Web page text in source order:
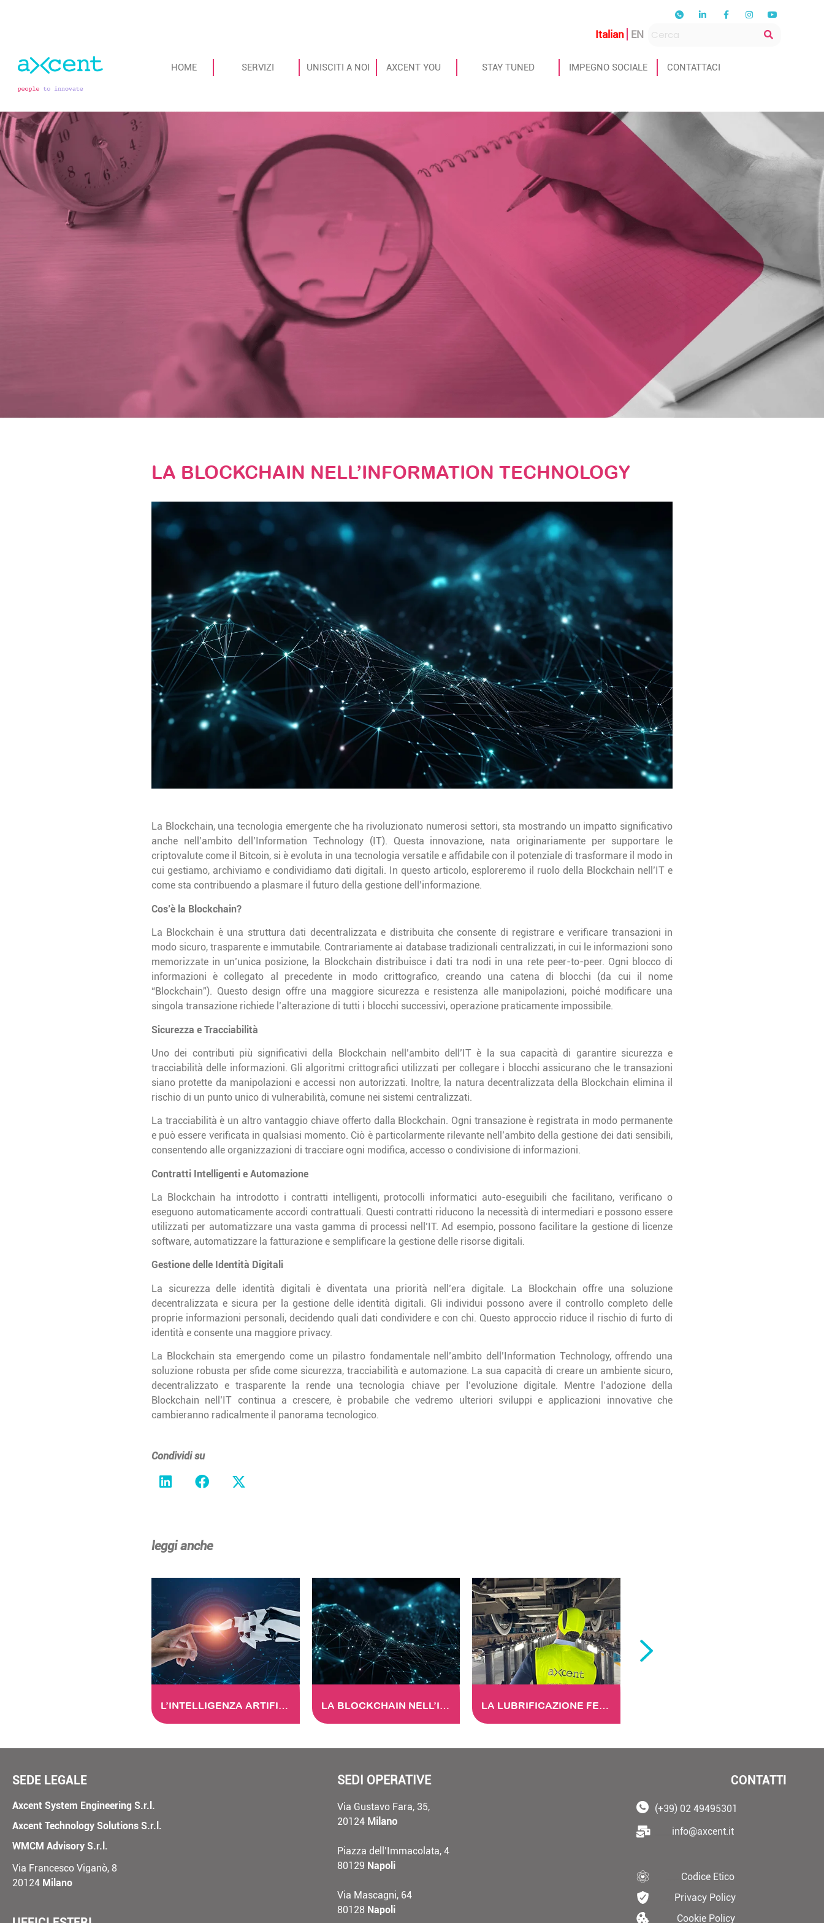
Italian EN
HOME SERVIZI UNISCITI A NOI AXCENT YOU STAY TUNED IMPEGNO SOCIALE CONTATTACI
Progetti & ricerche
STAY TUNED
LA BLOCKCHAIN NELL’INFORMATION TECHNOLOGY
La Blockchain, una tecnologia emergente che ha rivoluzionato numerosi settori, sta mostrando un impatto significativo
anche nell’ambito dell’Information Technology (IT). Questa innovazione, nata originariamente per supportare le
criptovalute come il Bitcoin, si è evoluta in una tecnologia versatile e affidabile con il potenziale di trasformare il modo in
cui gestiamo, archiviamo e condividiamo dati digitali. In questo articolo, esploreremo il ruolo della Blockchain nell’IT e
come sta contribuendo a plasmare il futuro della gestione dell’informazione.
Cos’è la Blockchain?
La Blockchain è una struttura dati decentralizzata e distribuita che consente di registrare e verificare transazioni in
modo sicuro, trasparente e immutabile. Contrariamente ai database tradizionali centralizzati, in cui le informazioni sono
memorizzate in un’unica posizione, la Blockchain distribuisce i dati tra nodi in una rete peer-to-peer. Ogni blocco di
informazioni è collegato al precedente in modo crittografico, creando una catena di blocchi (da cui il nome
“Blockchain”). Questo design offre una maggiore sicurezza e resistenza alle manipolazioni, poiché modificare una
singola transazione richiede l’alterazione di tutti i blocchi successivi, operazione praticamente impossibile.
Sicurezza e Tracciabilità
Uno dei contributi più significativi della Blockchain nell’ambito dell’IT è la sua capacità di garantire sicurezza e
tracciabilità delle informazioni. Gli algoritmi crittografici utilizzati per collegare i blocchi assicurano che le transazioni
siano protette da manipolazioni e accessi non autorizzati. Inoltre, la natura decentralizzata della Blockchain elimina il
rischio di un punto unico di vulnerabilità, comune nei sistemi centralizzati.
La tracciabilità è un altro vantaggio chiave offerto dalla Blockchain. Ogni transazione è registrata in modo permanente
e può essere verificata in qualsiasi momento. Ciò è particolarmente rilevante nell’ambito della gestione dei dati sensibili,
consentendo alle organizzazioni di tracciare ogni modifica, accesso o condivisione di informazioni.
Contratti Intelligenti e Automazione
La Blockchain ha introdotto i contratti intelligenti, protocolli informatici auto-eseguibili che facilitano, verificano o
eseguono automaticamente accordi contrattuali. Questi contratti riducono la necessità di intermediari e possono essere
utilizzati per automatizzare una vasta gamma di processi nell’IT. Ad esempio, possono facilitare la gestione di licenze
software, automatizzare la fatturazione e semplificare la gestione delle risorse digitali.
Gestione delle Identità Digitali
La sicurezza delle identità digitali è diventata una priorità nell’era digitale. La Blockchain offre una soluzione
decentralizzata e sicura per la gestione delle identità digitali. Gli individui possono avere il controllo completo delle
proprie informazioni personali, decidendo quali dati condividere e con chi. Questo approccio riduce il rischio di furto di
identità e consente una maggiore privacy.
La Blockchain sta emergendo come un pilastro fondamentale nell’ambito dell’Information Technology, offrendo una
soluzione robusta per sfide come sicurezza, tracciabilità e automazione. La sua capacità di creare un ambiente sicuro,
decentralizzato e trasparente la rende una tecnologia chiave per l’evoluzione digitale. Mentre l’adozione della
Blockchain nell’IT continua a crescere, è probabile che vedremo ulteriori sviluppi e applicazioni innovative che
cambieranno radicalmente il panorama tecnologico.
Condividi su
leggi anche
L’INTELLIGENZA ARTIFICIALE NELL’INFORMATION TECHNOLOGY LA BLOCKCHAIN NELL’INFORMATION TECHNOLOGY LA LUBRIFICAZIONE FERROVIARIA PER UN VIAGGIO SICURO
SEDE LEGALE
Axcent System Engineering S.r.l.
Axcent Technology Solutions S.r.l.
WMCM Advisory S.r.l.
Via Francesco Viganò, 8
20124 Milano
SEDI OPERATIVE
Via Gustavo Fara, 35,
20124 Milano
Piazza dell’Immacolata, 4
80129 Napoli
Via Mascagni, 64
80128 Napoli
CONTATTI
(+39) 02 49495301
info@axcent.it
Codice Etico
Privacy Policy
Cookie Policy